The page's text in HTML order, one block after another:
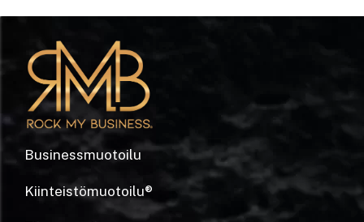
Businessmuotoilu
Kiinteistömuotoilu®